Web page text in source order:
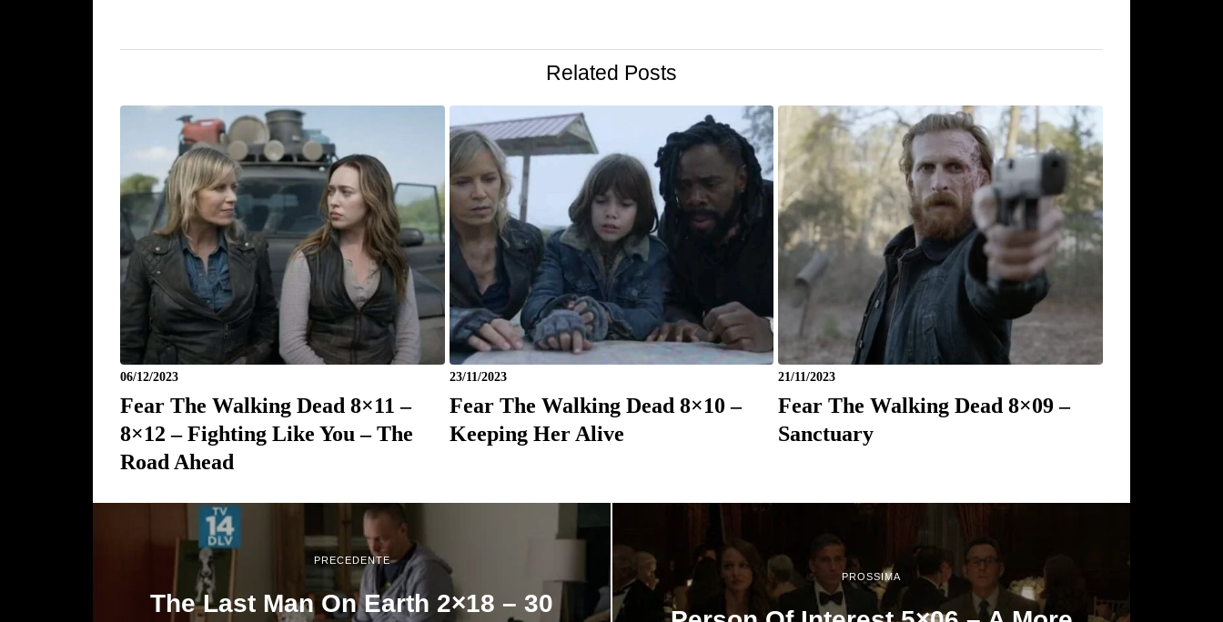
Related Posts
06/12/2023
Fear The Walking Dead 8×11 –
8×12 – Fighting Like You – The
Road Ahead
23/11/2023
Fear The Walking Dead 8×10 –
Keeping Her Alive
21/11/2023
Fear The Walking Dead 8×09 –
Sanctuary
PRECEDENTE
The Last Man On Earth 2×18 – 30
PROSSIMA